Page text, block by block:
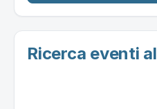
Ricerca eventi